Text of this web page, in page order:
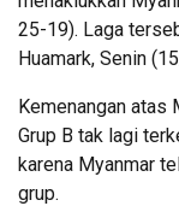
25-19). Laga
Huamark, Senin
Kemenangan atas
Grup B tak lagi
karena Myanmar
grup.